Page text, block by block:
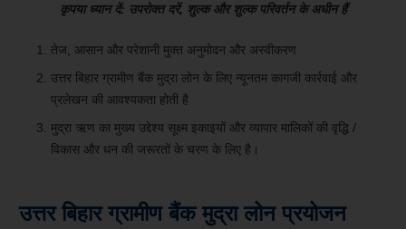
कृपया ध्यान दें: उपरोक्त दरें, शुल्क और शुल्क परिवर्तन के अधीन हैं
तेज, आसान और परेशानी मुक्त अनुमोदन और अस्वीकरण
उत्तर बिहार ग्रामीण बैंक मुद्रा लोन के लिए न्यूनतम कागजी कार्रवाई और
प्रलेखन की आवश्यकता होती है
मुद्रा ऋण का मुख्य उद्देश्य सूक्ष्म इकाइयों और व्यापार मालिकों की वृद्धि /
विकास और धन की जरूरतों के चरण के लिए है।
उत्तर बिहार ग्रामीण बैंक मुद्रा लोन प्रयोजन